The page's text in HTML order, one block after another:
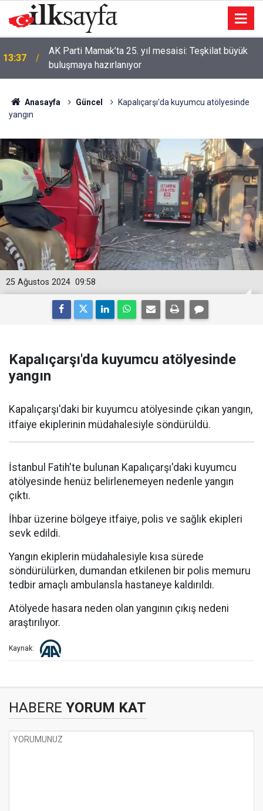
13:37
AK Parti Mamak’ta 25. yıl mesaisi: Teşkilat büyük
buluşmaya hazırlanıyor
Anasayfa Güncel
Kapalıçarşı'da kuyumcu atölyesinde
yangın
09:58
25 Ağustos 2024
Kapalıçarşı'da kuyumcu atölyesinde
yangın
Kapalıçarşı'daki bir kuyumcu atölyesinde çıkan yangın,
itfaiye ekiplerinin müdahalesiyle söndürüldü.
İstanbul Fatih'te bulunan Kapalıçarşı'daki kuyumcu
atölyesinde henüz belirlenemeyen nedenle yangın
çıktı.
İhbar üzerine bölgeye itfaiye, polis ve sağlık ekipleri
sevk edildi.
Yangın ekiplerin müdahalesiyle kısa sürede
söndürülürken, dumandan etkilenen bir polis memuru
tedbir amaçlı ambulansla hastaneye kaldırıldı.
Atölyede hasara neden olan yangının çıkış nedeni
araştırılıyor.
Kaynak:
HABERE YORUM KAT